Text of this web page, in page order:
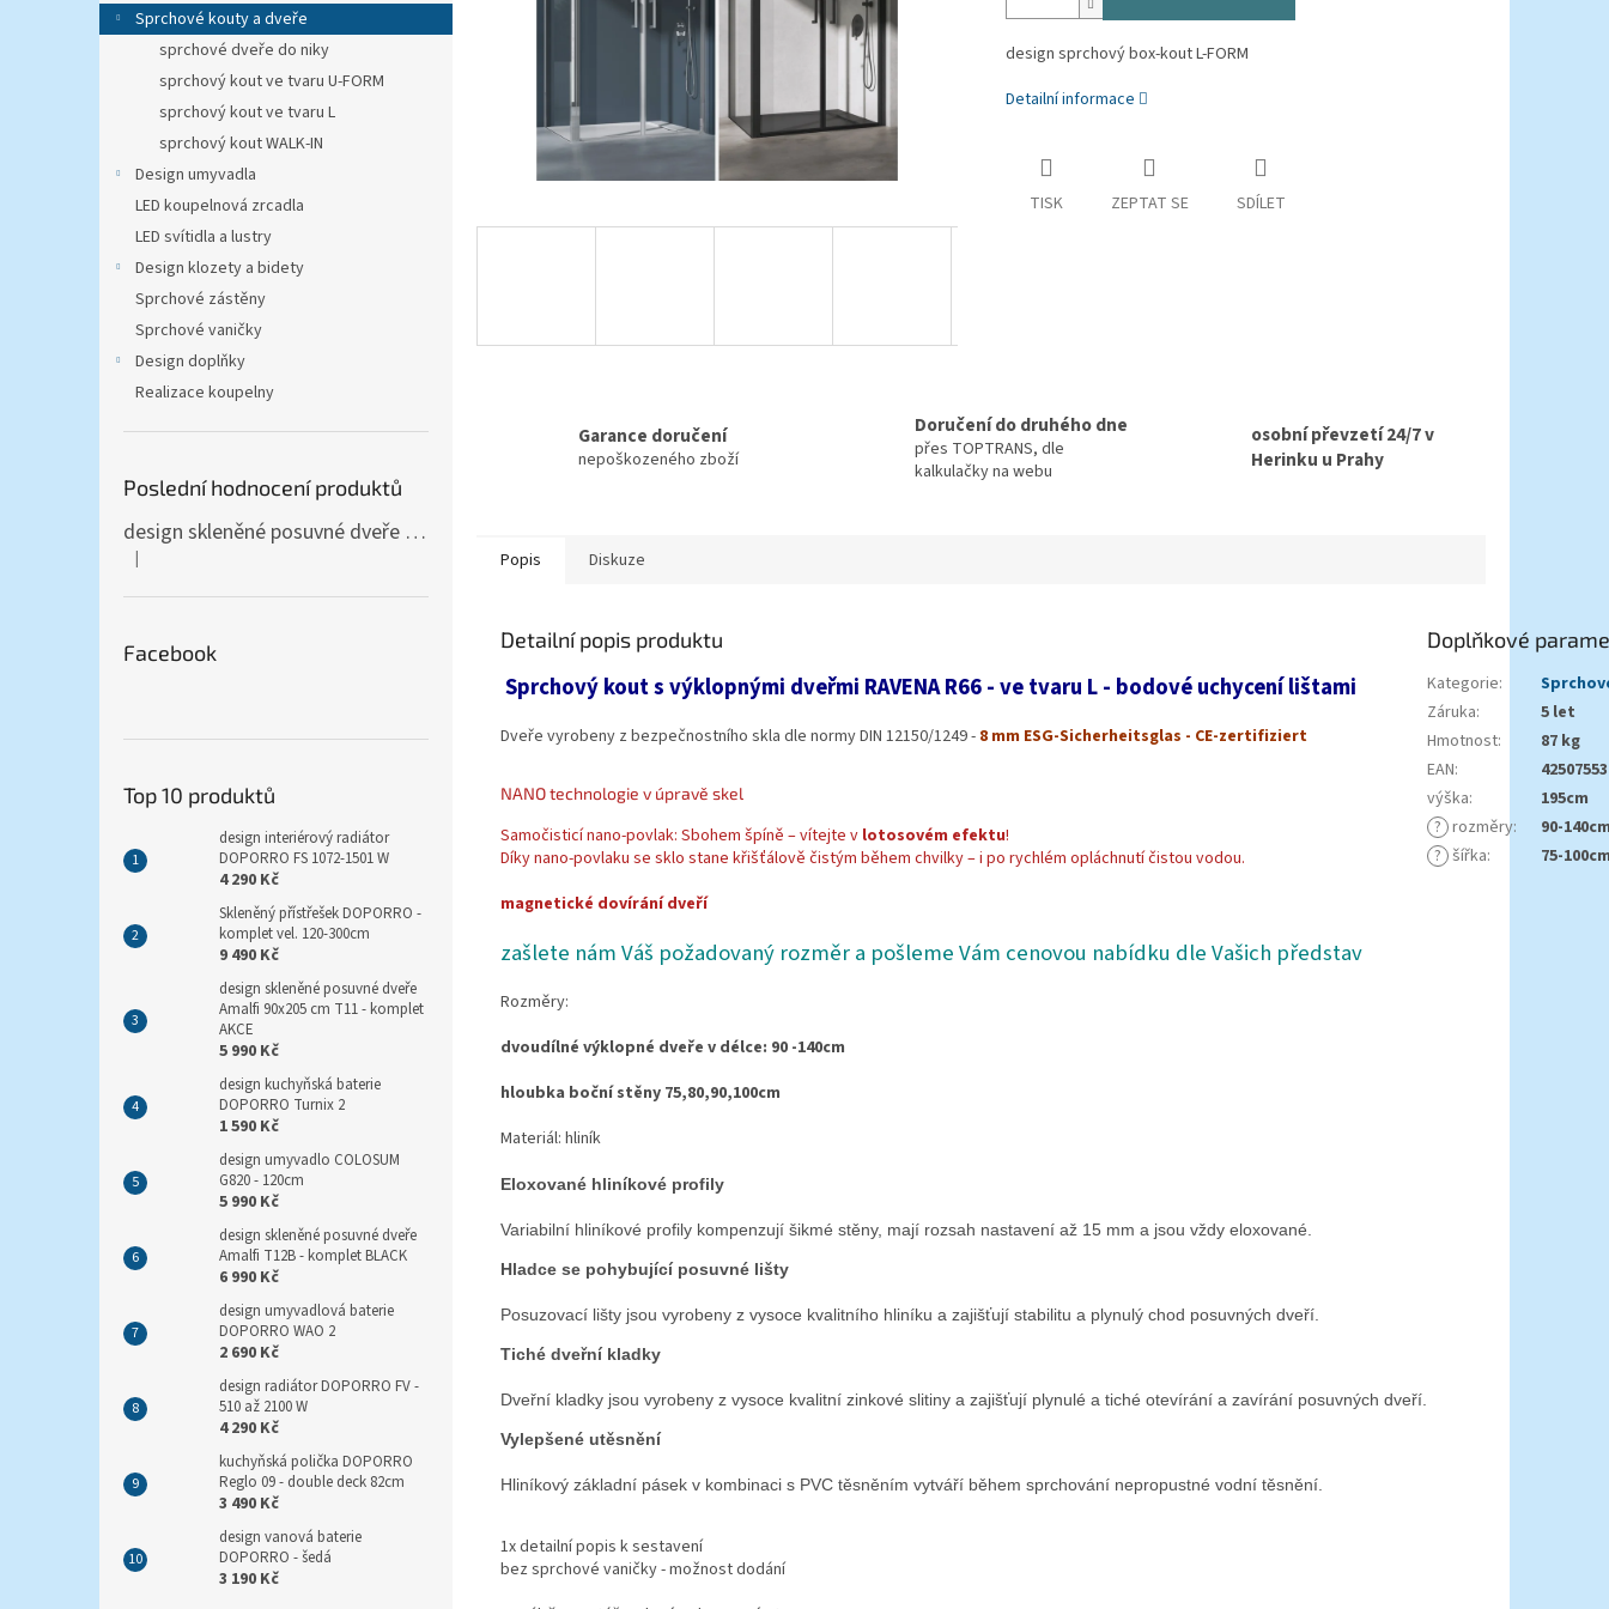
n
e
Sprchové kouty a dveře
sprchové dveře do niky
sprchový kout ve tvaru U-FORM
sprchový kout ve tvaru L
sprchový kout WALK-IN
Design umyvadla
LED koupelnová zrcadla
LED svítidla a lustry
Design klozety a bidety
Sprchové zástěny
Sprchové vaničky
Design doplňky
Realizace koupelny
Poslední hodnocení produktů
design skleněné posuvné dveře Amalfi 90x205 cm T12 - komplet AKCE
Hodnocení produktu je 5 z 5 hvězdiček.
|
Facebook
Top 10 produktů
design interiérový radiátor
DOPORRO FS 1072-1501 W
4 290 Kč
Skleněný přístřešek DOPORRO -
komplet vel. 120-300cm
9 490 Kč
design skleněné posuvné dveře
Amalfi 90x205 cm T11 - komplet
AKCE
5 990 Kč
design kuchyňská baterie
DOPORRO Turnix 2
1 590 Kč
design umyvadlo COLOSUM
G820 - 120cm
5 990 Kč
design skleněné posuvné dveře
Amalfi T12B - komplet BLACK
6 990 Kč
design umyvadlová baterie
DOPORRO WAO 2
2 690 Kč
design radiátor DOPORRO FV -
510 až 2100 W
4 290 Kč
kuchyňská polička DOPORRO
Reglo 09 - double deck 82cm
3 490 Kč
design vanová baterie
DOPORRO - šedá
3 190 Kč
design sprchový box-kout L-FORM
Detailní informace
TISK ZEPTAT SE SDÍLET
Garance doručení
nepoškozeného zboží
Doručení do druhého dne
přes TOPTRANS, dle
kalkulačky na webu
osobní převzetí 24/7 v
Herinku u Prahy
Popis Diskuze
Detailní popis produktu
Sprchový kout s výklopnými dveřmi RAVENA R66 - ve tvaru L - bodové uchycení lištami
Dveře vyrobeny z bezpečnostního skla dle normy DIN 12150/1249 - 8 mm ESG-Sicherheitsglas - CE-zertifiziert
NANO technologie v úpravě skel
Samočisticí nano-povlak: Sbohem špíně – vítejte v lotosovém efektu!
Díky nano-povlaku se sklo stane křišťálově čistým během chvilky – i po rychlém opláchnutí čistou vodou.
magnetické dovírání dveří
zašlete nám Váš požadovaný rozměr a pošleme Vám cenovou nabídku dle Vašich představ
Rozměry:
dvoudílné výklopné dveře v délce: 90 -140cm
hloubka boční stěny 75,80,90,100cm
Materiál: hliník
Eloxované hliníkové profily
Variabilní hliníkové profily kompenzují šikmé stěny, mají rozsah nastavení až 15 mm a jsou vždy eloxované.
Hladce se pohybující posuvné lišty
Posuzovací lišty jsou vyrobeny z vysoce kvalitního hliníku a zajišťují stabilitu a plynulý chod posuvných dveří.
Tiché dveřní kladky
Dveřní kladky jsou vyrobeny z vysoce kvalitní zinkové slitiny a zajišťují plynulé a tiché otevírání a zavírání posuvných dveří.
Vylepšené utěsnění
Hliníkový základní pásek v kombinaci s PVC těsněním vytváří během sprchování nepropustné vodní těsnění.
1x detailní popis k sestavení
bez sprchové vaničky - možnost dodání
Doplňkové
Kategorie:
Záruka:
5 let
Hmotnost:
87 kg
EAN:
výška:
195cm
? rozměry:
90-
? šířka: 75-